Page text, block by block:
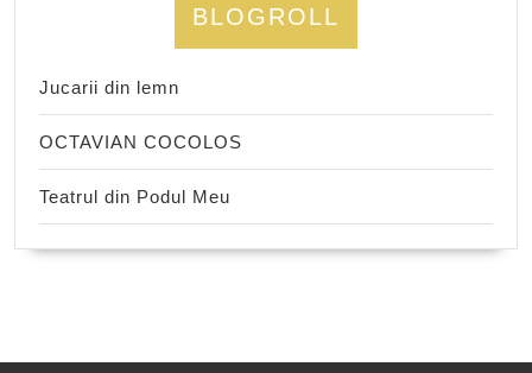
BLOGROLL
Jucarii din lemn
OCTAVIAN COCOLOS
Teatrul din Podul Meu